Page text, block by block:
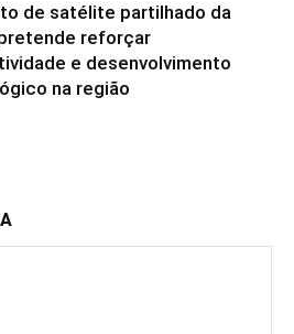
de satélite partilhado da
reforçar
e desenvolvimento
na região